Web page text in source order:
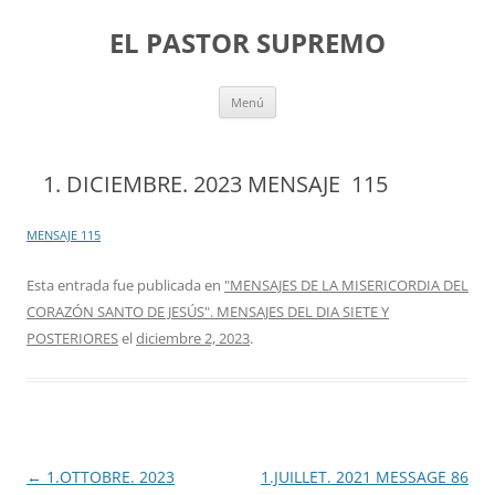
EL PASTOR SUPREMO
Menú
1. DICIEMBRE. 2023 MENSAJE 115
MENSAJE 115
Esta entrada fue publicada en "MENSAJES DE LA MISERICORDIA DEL
CORAZÓN SANTO DE JESÚS". MENSAJES DEL DIA SIETE Y
POSTERIORESeldiciembre 2, 2023.
Navegación
← 1.OTTOBRE. 2023
1.JUILLET. 2021 MESSAGE 86